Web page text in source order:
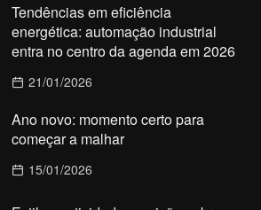
Tendências em eficiência
energética: automação industrial
entra no centro da agenda em 2026
21/01/2026
Ano novo: momento certo para
começar a malhar
15/01/2026